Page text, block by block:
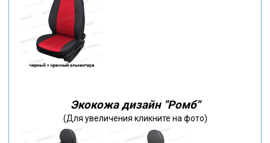
Экокожа дизайн "Ромб"
(Для увеличения кликните на фото)